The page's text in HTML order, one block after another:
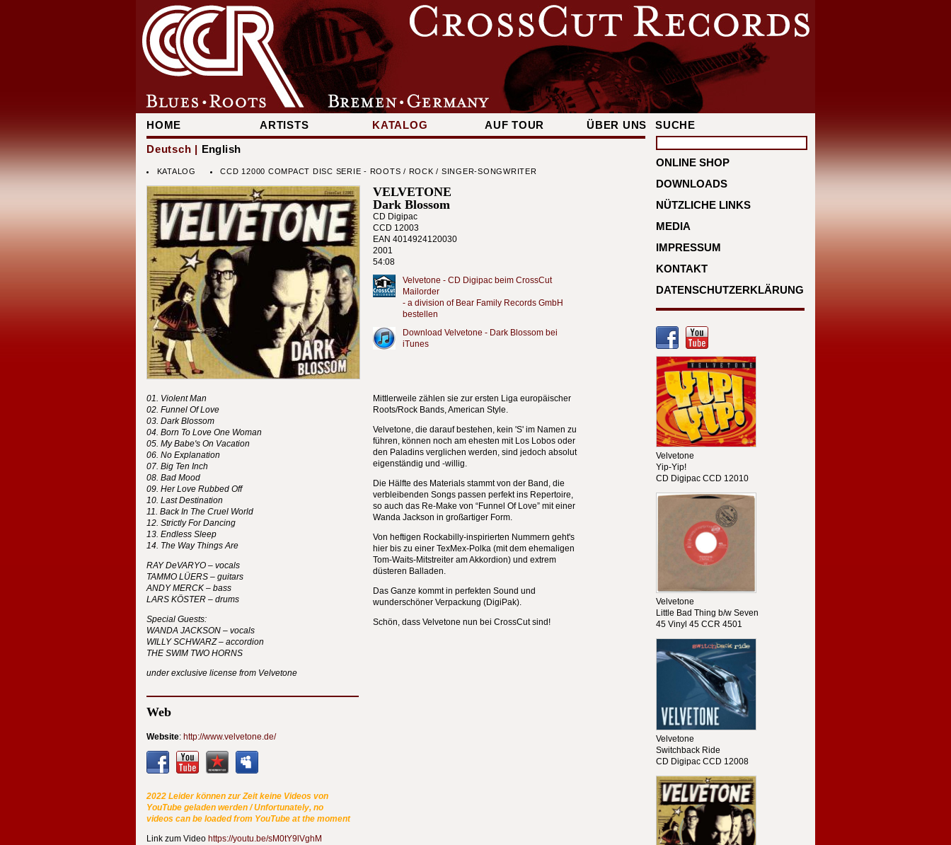
HOME ARTISTS KATALOG AUF TOUR
ÜBER UNS
Deutsch | English
KATALOG CCD 12000 COMPACT DISC SERIE - ROOTS / ROCK / SINGER-SONGWRITER
SUCHE
VELVETONE
Dark Blossom
CD Digipac
CCD 12003
EAN 4014924120030
2001
54:08
Velvetone - CD Digipac beim CrossCut
Mailorder
- a division of Bear Family Records GmbH
bestellen
Download Velvetone - Dark Blossom bei
iTunes
Violent Man
Funnel Of Love
Dark Blossom
Born To Love One Woman
My Babe's On Vacation
No Explanation
Big Ten Inch
Bad Mood
Her Love Rubbed Off
Last Destination
Back In The Cruel World
Strictly For Dancing
Endless Sleep
The Way Things Are
RAYDeVARYO – vocals
TAMMO LÜERS – guitars
ANDY MERCK – bass
LARS KÖSTER – drums
Special Guests:
WANDA JACKSON – vocals
WILLY SCHWARZ– accordion
THE SWIM TWO HORNS
under exclusive license from Velvetone
Mittlerweile zählen sie zur ersten Liga europäischer
Roots/Rock Bands, American Style.
Velvetone, die darauf bestehen, kein 'S' im Namen zu
führen, können noch am ehesten mit Los Lobos oder
den Paladins verglichen werden, sind jedoch absolut
eigenständig und -willig.
Die Hälfte des Materials stammt von der Band, die
verbleibenden Songs passen perfekt ins Repertoire,
so auch das Re-Make von “Funnel Of Love” mit einer
Wanda Jackson in großartiger Form.
Von heftigen Rockabilly-inspirierten Nummern geht's
hier bis zu einer TexMex-Polka (mit dem ehemaligen
Tom-Waits-Mitstreiter am Akkordion) und extrem
düsteren Balladen.
Das Ganze kommt in perfekten Sound und
wunderschöner Verpackung (DigiPak).
Schön, dass Velvetone nun bei CrossCut sind!
Web
Website: http://www.velvetone.de/
2022 Leider können zur Zeit keine Videos von
YouTube geladen werden / Unfortunately, no
videos can be loaded from YouTube at the moment
Link zum Video https://youtu.be/sM0tY9lVghM
ONLINE SHOP
DOWNLOADS
NÜTZLICHE LINKS
MEDIA
IMPRESSUM
KONTAKT
DATENSCHUTZERKLÄRUNG
Velvetone
Yip-Yip!
CD Digipac CCD 12010
Velvetone
Little Bad Thing b/w Seven
45 Vinyl 45 CCR 4501
Velvetone
Switchback Ride
CD Digipac CCD 12008